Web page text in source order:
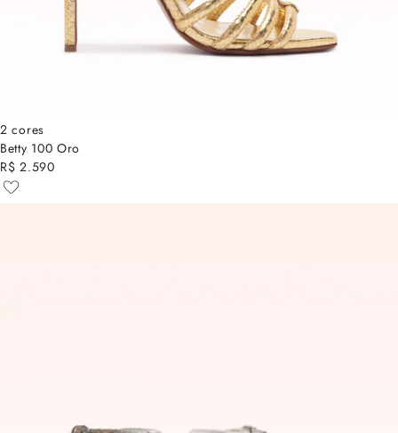
2 cores
Betty 100 Oro
R$ 2.590